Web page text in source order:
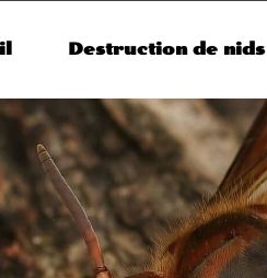
Destruction de nids